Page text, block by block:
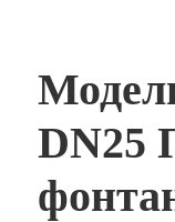
DN25